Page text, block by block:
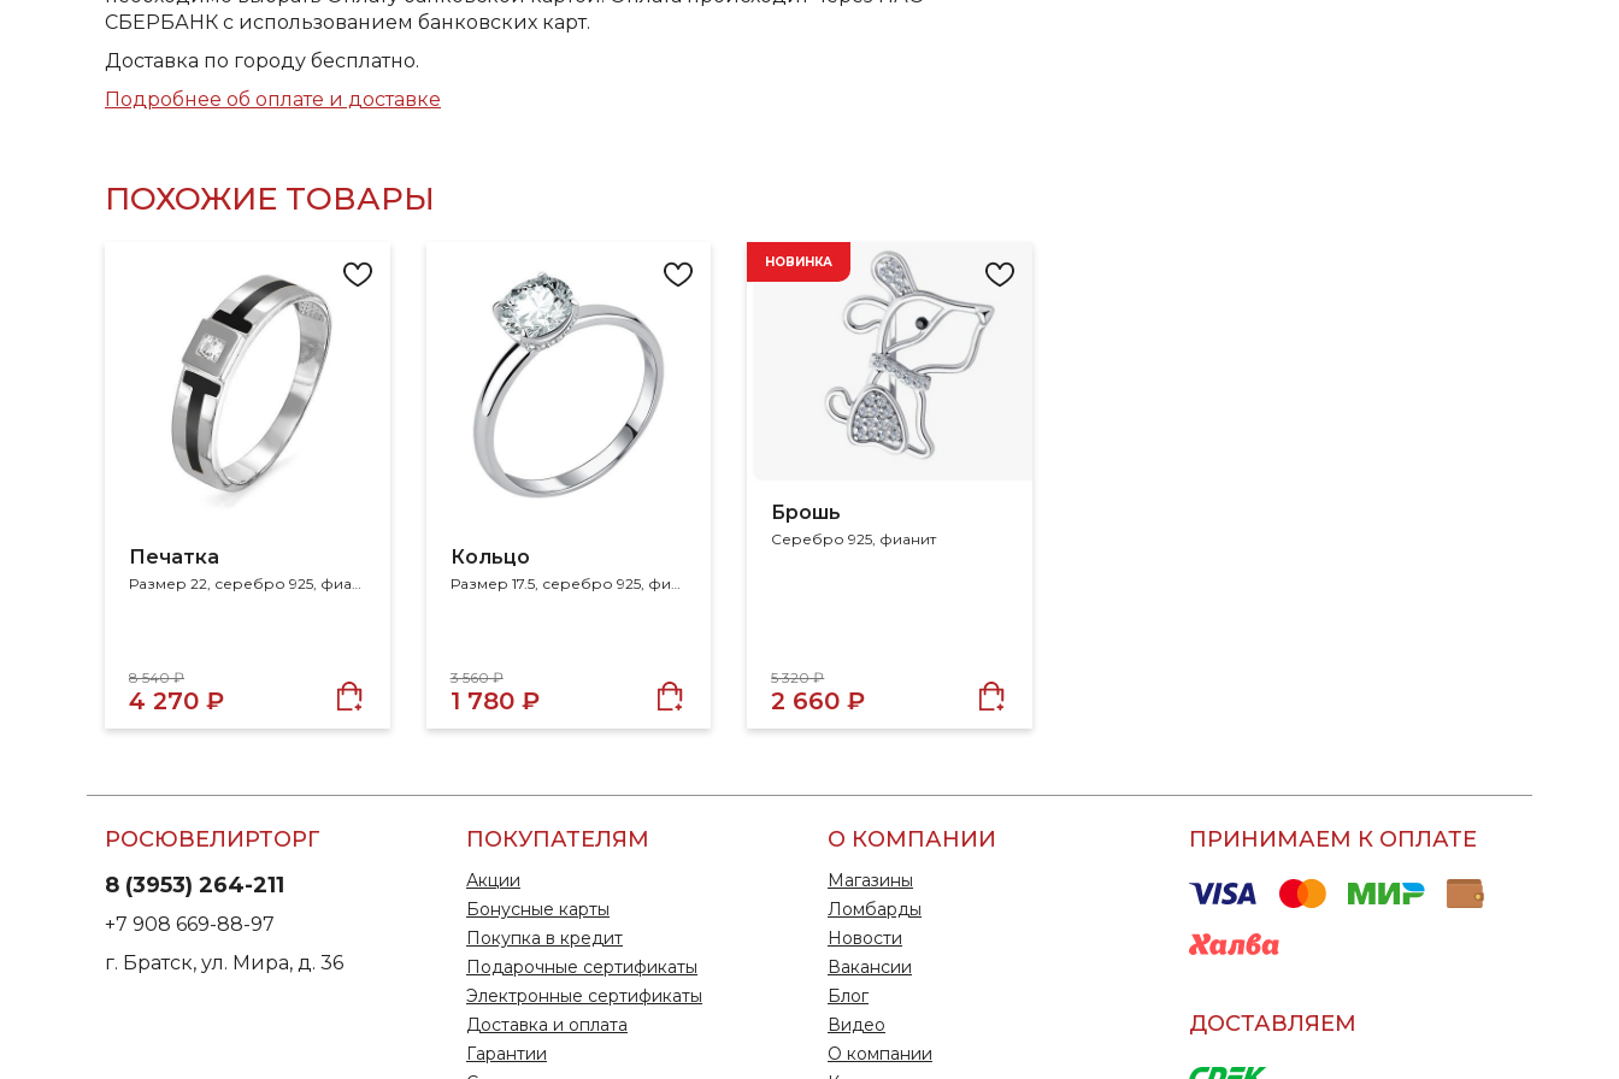
СБЕРБАНК с использованием банковских карт.
Доставка по городу бесплатно.
Подробнее об оплате и доставке
ПОХОЖИЕ ТОВАРЫ
Печатка
8 540 ₽
4 270 ₽
Кольцо
3 560 ₽
1 780 ₽
Брошь
Серебро 925, фианит
НОВИНКА
5 320 ₽
2 660 ₽
РОСЮВЕЛИРТОРГ
8 (3953) 264-211
+7 908 669-88-97
г. Братск, ул. Мира, д. 36
ПОКУПАТЕЛЯМ
Акции
Бонусные карты
Покупка в кредит
Подарочные сертификаты
Электронные сертификаты
Доставка и оплата
Гарантии
О КОМПАНИИ
Магазины
Ломбарды
Новости
Вакансии
Блог
Видео
О компании
ПРИНИМАЕМ К ОПЛАТЕ
ДОСТАВЛЯЕМ